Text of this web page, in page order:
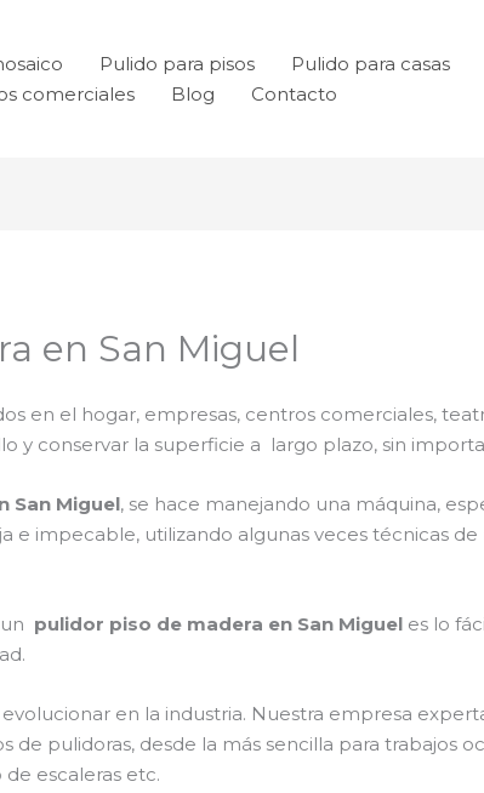
Pulido para pisos Pulido para casas
comerciales
Blog Contacto
en San Miguel
en el hogar, empresas, centros comerciales,
y conservar la superficie a largo plazo, sin
San Miguel, se hace manejando una máquina,
e impecable, utilizando algunas veces técnicas
pulidor piso de madera en San Miguel es lo
en la industria. Nuestra empresa
de pulidoras, desde la más sencilla para trabajos
escaleras etc.